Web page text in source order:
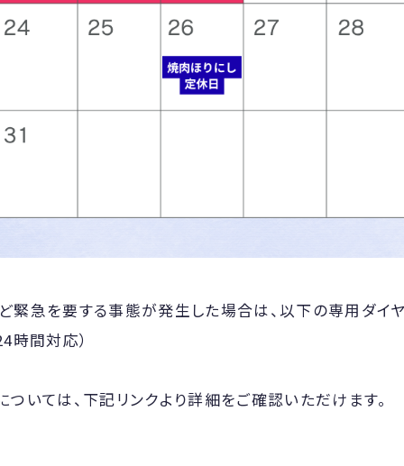
急を要する事態が発生した場合は、以下の専用ダイヤ
時間対応）
いては、下記リンクより詳細をご確認いただけます。